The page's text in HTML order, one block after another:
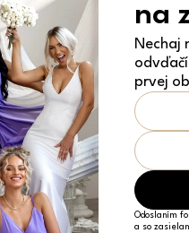
na
Nechaj
prvej
Odoslaním
a so